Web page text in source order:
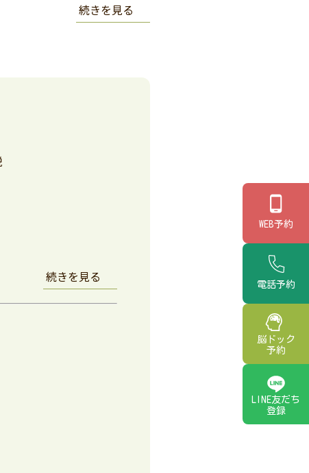
WEB予約
電話予約
脳ドック
予約
LINE友だち
登録
続きを見る
続きを見る